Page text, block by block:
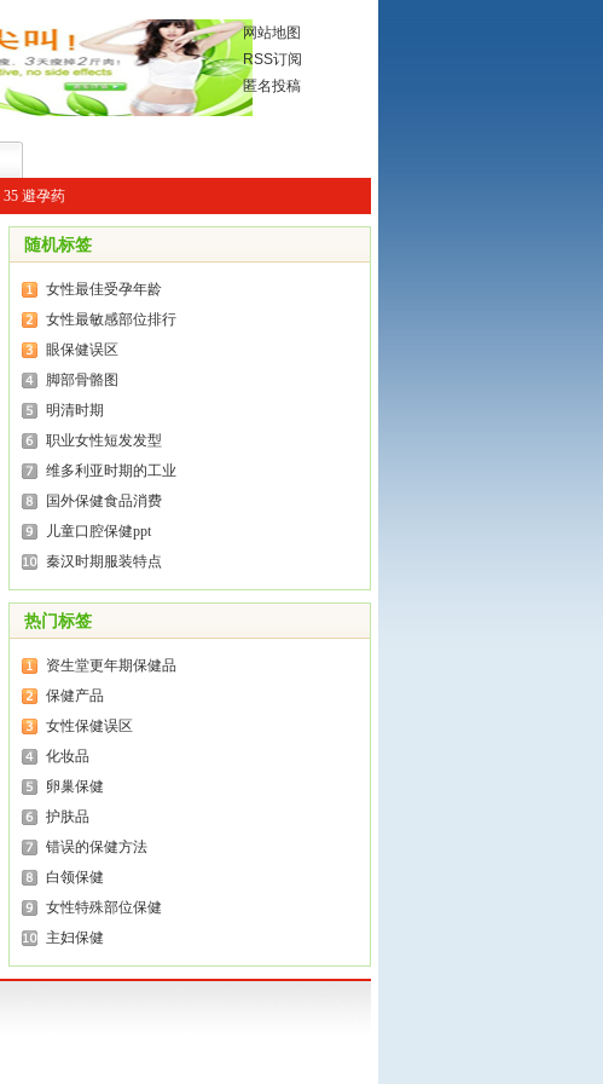
网站地图
RSS订阅
匿名投稿
35 避孕药
随机标签
女性最佳受孕年龄
女性最敏感部位排行
眼保健误区
脚部骨骼图
明清时期
职业女性短发发型
维多利亚时期的工业
国外保健食品消费
儿童口腔保健ppt
秦汉时期服装特点
热门标签
资生堂更年期保健品
保健产品
女性保健误区
化妆品
卵巢保健
护肤品
错误的保健方法
白领保健
女性特殊部位保健
主妇保健